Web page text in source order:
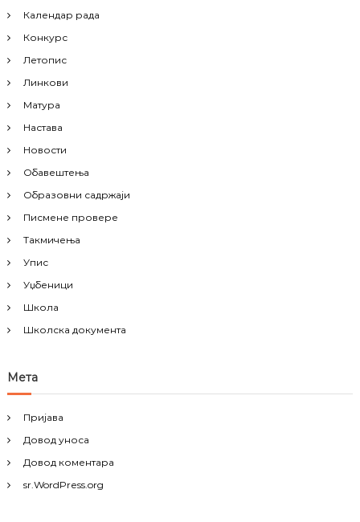
Календар рада
Конкурс
Летопис
Линкови
Матура
Настава
Новости
Обавештења
Образовни садржаји
Писмене провере
Такмичења
Упис
Уџбеници
Школа
Школска документа
Мета
Пријава
Довод уноса
Довод коментара
sr.WordPress.org